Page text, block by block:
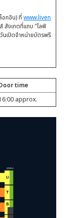
อกอิน) ที่ www.liven
สังเกตที่แถบ "ไลฟ์
นเปิดจำหน่ายบัตรพรี
time
approx.